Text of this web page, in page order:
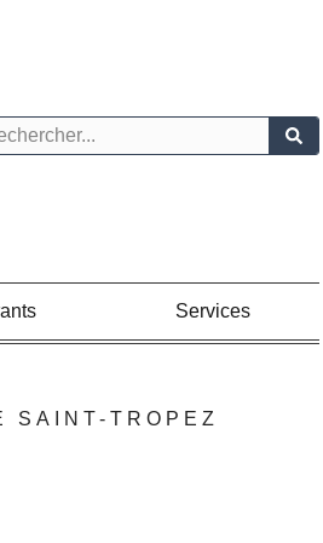
Services
SAINT-TROPEZ